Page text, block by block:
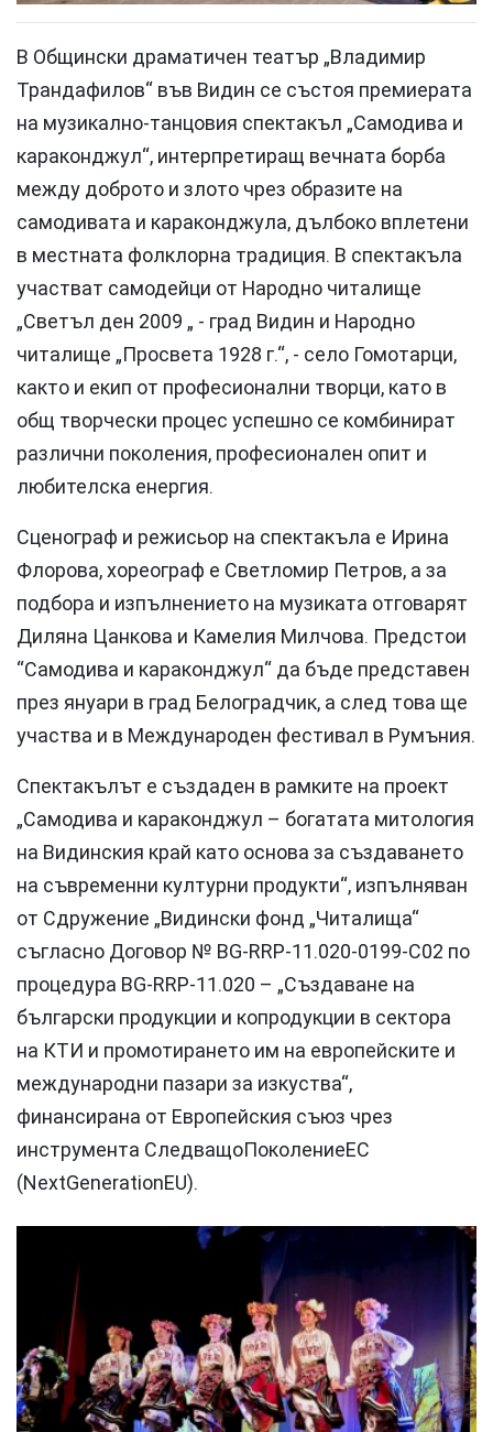
В Общински драматичен театър „Владимир
Трандафилов“ във Видин се състоя премиерата
на музикално-танцовия спектакъл „Самодива и
караконджул“, интерпретиращ вечната борба
между доброто и злото чрез образите на
самодивата и караконджула, дълбоко вплетени
в местната фолклорна традиция. В спектакъла
участват самодейци от Народно читалище
„Светъл ден 2009 „ - град Видин и Народно
читалище „Просвета 1928 г.“, - село Гомотарци,
както и екип от професионални творци, като в
общ творчески процес успешно се комбинират
различни поколения, професионален опит и
любителска енергия.
Сценограф и режисьор на спектакъла е Ирина
Флорова, хореограф е Светломир Петров, а за
подбора и изпълнението на музиката отговарят
Диляна Цанкова и Камелия Милчова. Предстои
“Самодива и караконджул“ да бъде представен
през януари в град Белоградчик, а след това ще
участва и в Международен фестивал в Румъния.
Спектакълът е създаден в рамките на проект
„Самодива и караконджул – богатата митология
на Видинския край като основа за създаването
на съвременни културни продукти“, изпълняван
от Сдружение „Видински фонд „Читалища“
съгласно Договор № BG-RRP-11.020-0199-C02 по
процедура BG-RRP-11.020 – „Създаване на
български продукции и копродукции в сектора
на КТИ и промотирането им на европейските и
международни пазари за изкуства“,
финансирана от Европейския съюз чрез
инструмента СледващоПоколениеЕС
(NextGenerationEU).